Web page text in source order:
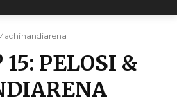
PELOSI &